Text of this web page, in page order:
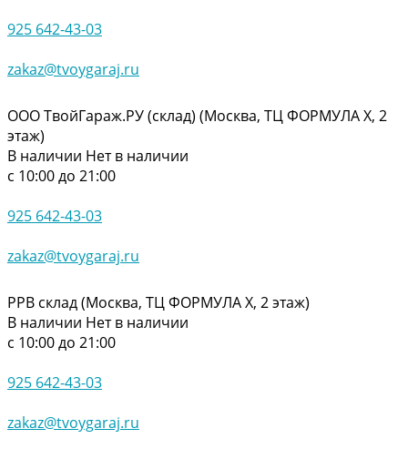
925 642-43-03
zakaz@tvoygaraj.ru
ООО ТвойГараж.РУ (склад) (Москва, ТЦ ФОРМУЛА Х, 2
этаж)
В наличии Нет в наличии
с 10:00 до 21:00
925 642-43-03
zakaz@tvoygaraj.ru
РРВ склад (Москва, ТЦ ФОРМУЛА Х, 2 этаж)
В наличии Нет в наличии
с 10:00 до 21:00
925 642-43-03
zakaz@tvoygaraj.ru